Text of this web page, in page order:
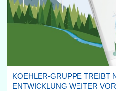
KOEHLER-GRUPPE TREIBT
ENTWICKLUNG WEITER